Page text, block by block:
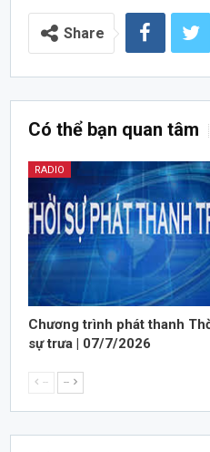
Audio
Share
Có thể bạn quan tâm
RADIO
Chương trình phát thanh
sự trưa | 07/7/2026
-- --